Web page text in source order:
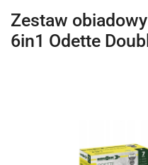
Zestaw
6in1 Odette